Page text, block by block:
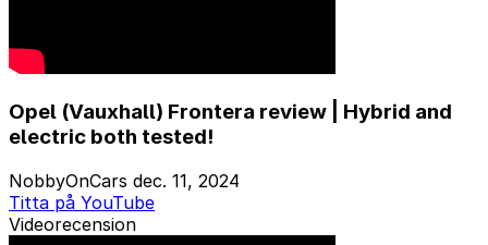
Opel (Vauxhall) Frontera review | Hybrid and
electric both tested!
NobbyOnCars dec. 11, 2024
Titta på YouTube
Videorecension